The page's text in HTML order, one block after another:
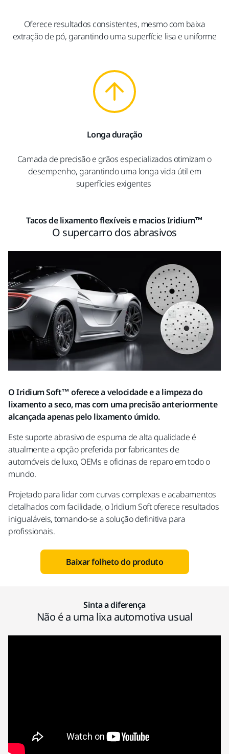
Oferece resultados consistentes, mesmo com baixa
extração de pó, garantindo uma superfície lisa e uniforme
Longa duração
Camada de precisão e grãos especializados otimizam o
desempenho, garantindo uma longa vida útil em
superfícies exigentes
Tacos de lixamento flexíveis e macios Iridium™
O supercarro dos abrasivos
O Iridium Soft™ oferece a velocidade e a limpeza do
lixamento a seco, mas com uma precisão anteriormente
alcançada apenas pelo lixamento úmido.
Este suporte abrasivo de espuma de alta qualidade é
atualmente a opção preferida por fabricantes de
automóveis de luxo, OEMs e oficinas de reparo em todo o
mundo.
Projetado para lidar com curvas complexas e acabamentos
detalhados com facilidade, o Iridium Soft oferece resultados
inigualáveis, tornando-se a solução definitiva para
profissionais.
Baixar folheto do produto
Sinta a diferença
Não é a uma lixa automotiva usual